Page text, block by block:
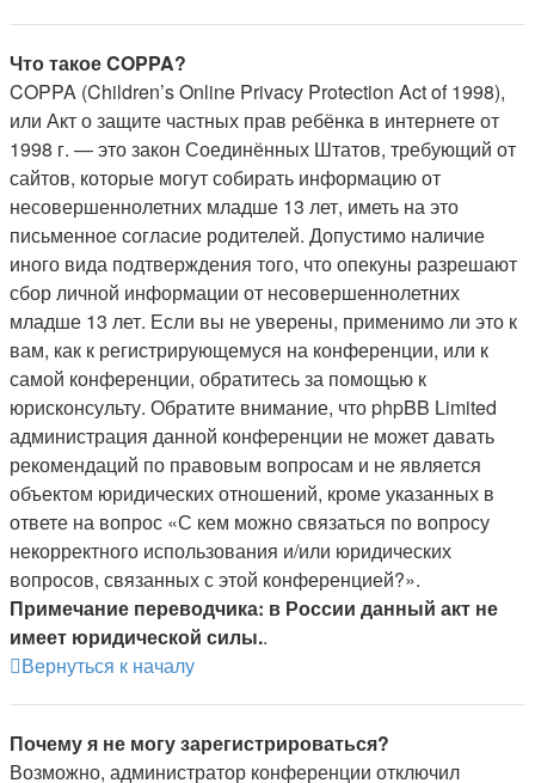
Что такое COPPA?
COPPA (Children’s Online Privacy Protection Act of 1998),
или Акт о защите частных прав ребёнка в интернете от
1998 г. — это закон Соединённых Штатов, требующий от
сайтов, которые могут собирать информацию от
несовершеннолетних младше 13 лет, иметь на это
письменное согласие родителей. Допустимо наличие
иного вида подтверждения того, что опекуны разрешают
сбор личной информации от несовершеннолетних
младше 13 лет. Если вы не уверены, применимо ли это к
вам, как к регистрирующемуся на конференции, или к
самой конференции, обратитесь за помощью к
юрисконсульту. Обратите внимание, что phpBB Limited
администрация данной конференции не может давать
рекомендаций по правовым вопросам и не является
объектом юридических отношений, кроме указанных в
ответе на вопрос «С кем можно связаться по вопросу
некорректного использования и/или юридических
вопросов, связанных с этой конференцией?».
Примечание переводчика: в России данный акт не
имеет юридической силы..
Вернуться к началу
Почему я не могу зарегистрироваться?
Возможно, администратор конференции отключил